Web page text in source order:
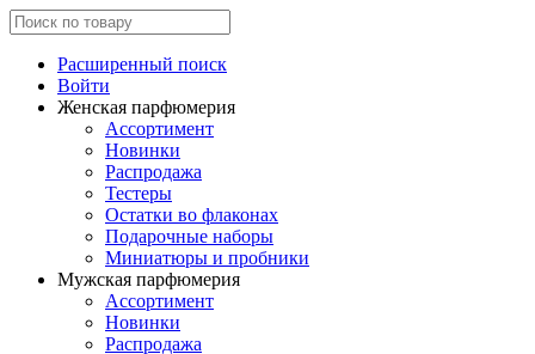
Расширенный поиск
Войти
Женская парфюмерия
Ассортимент
Новинки
Распродажа
Тестеры
Остатки во флаконах
Подарочные наборы
Миниатюры и пробники
Мужская парфюмерия
Ассортимент
Новинки
Распродажа